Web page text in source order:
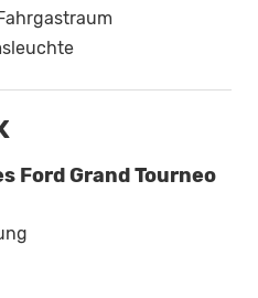
Ford Grand Tourneo